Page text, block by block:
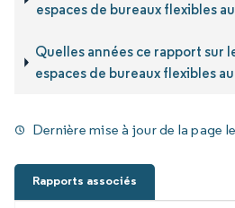
espaces de bureaux flexibles
Quelles années ce rapport sur
espaces de bureaux flexibles
Dernière mise à jour de la page
Rapports associés